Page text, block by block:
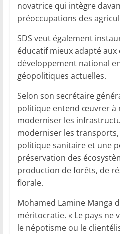
novatrice qui intègre
préoccupations des
SDS veut également
éducatif mieux adapté aux
développement national
géopolitiques actuelles.
Selon son secrétaire
politique entend œuvrer à
moderniser les
moderniser les
politique sanitaire et une
préservation des
production de forêts, de
florale.
Mohamed Lamine Manga
méritocratie. « Le pays ne
le népotisme ou le